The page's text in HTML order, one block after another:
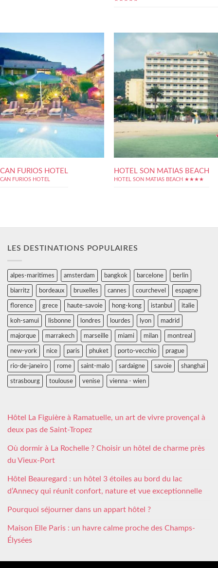
CAN FURIOS HOTEL
CAN FURIOS HOTEL
HOTEL SON MATIAS BEACH
HOTEL SON MATIAS BEACH ★★★★
LES DESTINATIONS POPULAIRES
alpes-maritimes amsterdam bangkok barcelone berlin
biarritz bordeaux bruxelles cannes courchevel espagne
florence grece haute-savoie hong-kong istanbul italie
koh-samui lisbonne londres lourdes lyon madrid
majorque marrakech marseille miami milan montreal
new-york nice paris phuket porto-vecchio prague
rio-de-janeiro rome saint-malo sardaigne savoie shanghai
strasbourg toulouse venise vienna - wien
Hôtel La Figuière à Ramatuelle, un art de vivre provençal à
deux pas de Saint-Tropez
Où dormir à La Rochelle ? Choisir un hôtel de charme près
du Vieux-Port
Hôtel Beauregard : un hôtel 3 étoiles au bord du lac
d’Annecy qui réunit confort, nature et vue exceptionnelle
Pourquoi séjourner dans un appart hôtel ?
Maison Elle Paris : un havre calme proche des Champs-
Élysées